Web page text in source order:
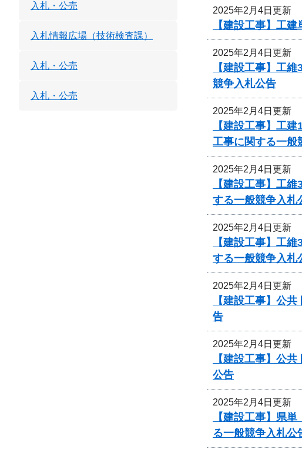
2025年2月4日更新
【建設工事】工
2025年2月4日更新
【建設工事】工
競争入札公告
2025年2月4日更新
【建設工事】工
工事に関する一般
2025年2月4日更新
【建設工事】工
する一般競争入札
2025年2月4日更新
【建設工事】工
する一般競争入札
2025年2月4日更新
【建設工事】公
告
2025年2月4日更新
【建設工事】公
公告
2025年2月4日更新
【建設工事】県
る一般競争入札公
入札・公売
入札情報広場（技術検査課）
入札・公売
入札・公売